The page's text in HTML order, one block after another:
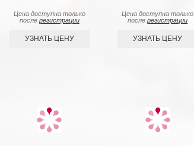
Цена доступна только
после регистрации
УЗНАТЬ ЦЕНУ
Цена доступна только
послерегистрации
УЗНАТЬ ЦЕНУ